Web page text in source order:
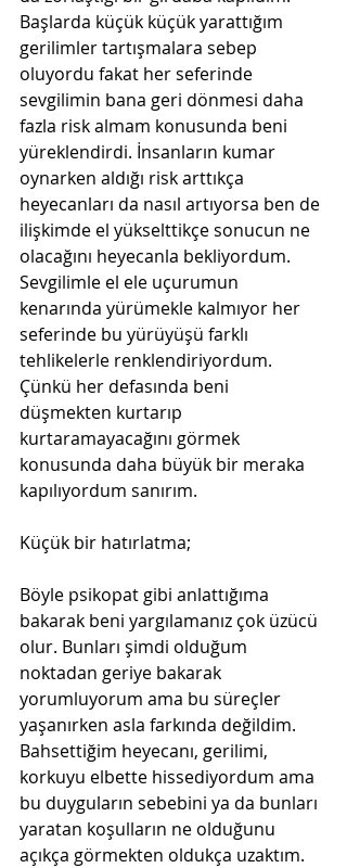
Başlarda küçük küçük yarattığım
gerilimler tartışmalara sebep
oluyordu fakat her seferinde
sevgilimin bana geri dönmesi daha
fazla risk almam konusunda beni
yüreklendirdi. İnsanların kumar
oynarken aldığı risk arttıkça
heyecanları da nasıl artıyorsa ben de
ilişkimde el yükselttikçe sonucun ne
olacağını heyecanla bekliyordum.
Sevgilimle el ele uçurumun
kenarında yürümekle kalmıyor her
seferinde bu yürüyüşü farklı
tehlikelerle renklendiriyordum.
Çünkü her defasında beni
düşmekten kurtarıp
kurtaramayacağını görmek
konusunda daha büyük bir meraka
kapılıyordum sanırım.
Küçük bir hatırlatma;
Böyle psikopat gibi anlattığıma
bakarak beni yargılamanız çok üzücü
olur. Bunları şimdi olduğum
noktadan geriye bakarak
yorumluyorum ama bu süreçler
yaşanırken asla farkında değildim.
Bahsettiğim heyecanı, gerilimi,
korkuyu elbette hissediyordum ama
bu duyguların sebebini ya da bunları
yaratan koşulların ne olduğunu
açıkça görmekten oldukça uzaktım.